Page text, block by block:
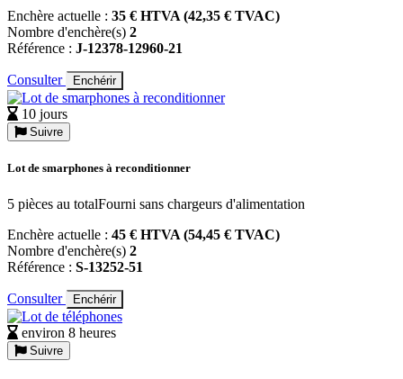
Enchère actuelle : 35 € HTVA (42,35 € TVAC)
Nombre d'enchère(s) 2
Référence : J-12378-12960-21
Consulter Enchérir
10 jours
Suivre
Lot de smarphones à reconditionner
5 pièces au totalFourni sans chargeurs d'alimentation
Enchère actuelle : 45 € HTVA (54,45 € TVAC)
Nombre d'enchère(s) 2
Référence : S-13252-51
Consulter Enchérir
environ 8 heures
Suivre